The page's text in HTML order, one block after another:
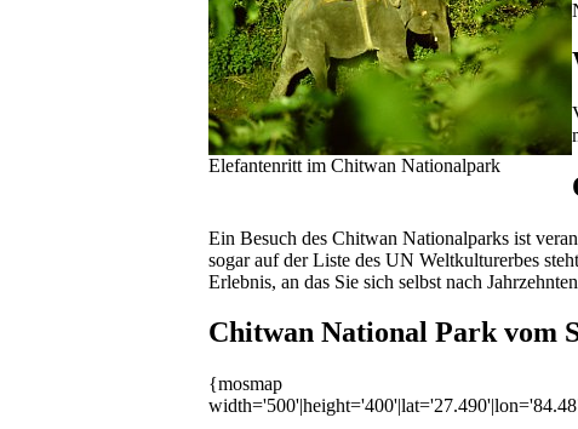
Elefantenritt im Chitwan Nationalpark
Ein Besuch des Chitwan Nationalparks ist
sogar auf der Liste des UN Weltkulturerbes
Erlebnis, an das Sie sich selbst nach
Chitwan National Park vom
{mosmap